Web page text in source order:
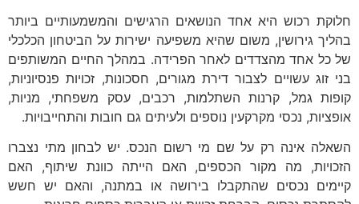
חלוקת רכוש היא אחד הנושאים הרגישים והמשמעותיים ביותר
בהליך גירושין, משום שהיא משפיעה ישירות על הביטחון הכלכלי
של כל אחד מהצדדים לאחר הפרידה. במהלך החיים המשותפים
בני זוג עשויים לצבור דירת מגורים, חסכונות, זכויות פנסיוניות,
קופות גמל, קרנות השתלמות, רכבים, עסק משפחתי, מניות,
אופציות, נכסי מקרקעין נוספים ולעיתים גם חובות והתחייבויות.
השאלה אינה רק על שם מי רשום הנכס. יש לבחון מתי נצברו
הזכויות, מה מקור הכספים, האם הייתה כוונת שיתוף, האם
קיימים נכסים שהתקבלו בירושה או במתנה, והאם יש חשש